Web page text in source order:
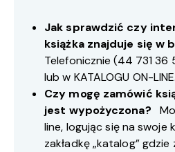
Jak sprawdzić czy
książka znajduje się w
Telefonicznie (44 731 36
lub w KATALOGU ON-LINE.
Czy mogę zamówić
jest wypożyczona?
line, logując się na swoje
zakładkę „katalog”